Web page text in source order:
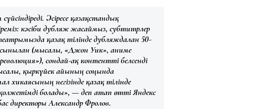
Әсіресе қазақстандық
кәсіби дубляж жасаймыз, субтитрлер
қазақ тілінде дубляждалған 50-
(мысалы, «Джон Уик», аниме
сондай-ақ контентті белсенді
қыркүйек айының соңында
негізінде қазақ тілінде
болады», — деп атап өтті Яндекс
директорыАлександр Фролов.